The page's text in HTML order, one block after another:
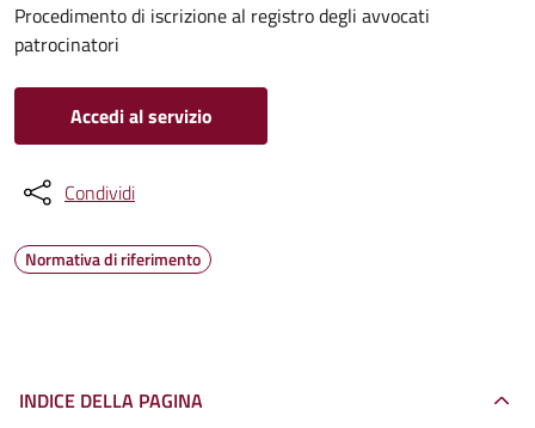
Procedimento di iscrizione al registro degli avvocati
patrocinatori
Accedi al servizio
Condividi
Normativa di riferimento
INDICE DELLA PAGINA